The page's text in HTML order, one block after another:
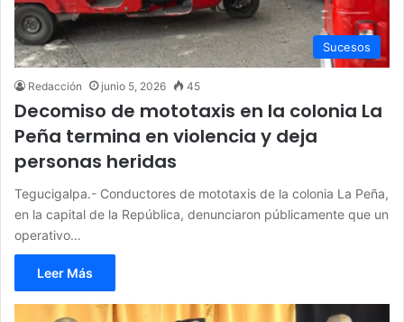
Sucesos
Redacción junio 5, 2026 45
Decomiso de mototaxis en la colonia La
Peña termina en violencia y deja
personas heridas
Tegucigalpa.- Conductores de mototaxis de la colonia La Peña,
en la capital de la República, denunciaron públicamente que un
operativo…
Leer Más